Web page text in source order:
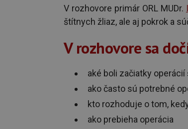
V rozhovore primár ORL MUDr.
štítnych žliaz, ale aj pokrok a
V rozhovore sa
aké boli začiatky
ako často sú potrebné
kto rozhoduje o tom,
ako prebieha operácia